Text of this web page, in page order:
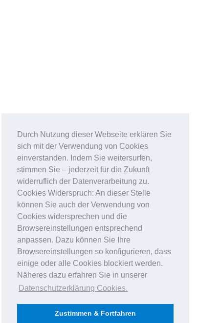
Durch Nutzung dieser Webseite erklären Sie
sich mit der Verwendung von Cookies
einverstanden. Indem Sie weitersurfen,
stimmen Sie – jederzeit für die Zukunft
widerruflich der Datenverarbeitung zu.
Cookies Widerspruch: An dieser Stelle
können Sie auch der Verwendung von
Cookies widersprechen und die
Browsereinstellungen entsprechend
anpassen. Dazu können Sie Ihre
Browsereinstellungen so konfigurieren, dass
einige oder alle Cookies blockiert werden.
Näheres dazu erfahren Sie in unserer
Datenschutzerklärung Cookies.
Zustimmen & Fortfahren